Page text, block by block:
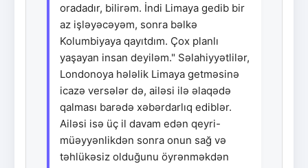
oradadır, bilirəm. İndi Limaya gedib bir
az işləyəcəyəm, sonra bəlkə
Kolumbiyaya qayıtdım. Çox planlı
yaşayan insan deyiləm." Səlahiyyətlilər,
Londonoya hələlik Limaya getməsinə
icazə versələr də, ailəsi ilə əlaqədə
qalması barədə xəbərdarlıq ediblər.
Ailəsi isə üç il davam edən qeyri-
müəyyənlikdən sonra onun sağ və
təhlükəsiz olduğunu öyrənməkdən